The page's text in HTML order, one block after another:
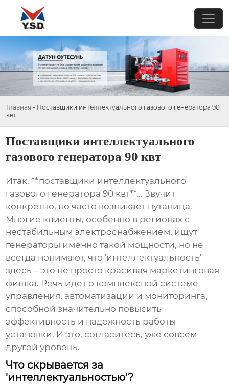
Главная - Поставщики интеллектуального газового генератора 90
квт
Поставщики интеллектуального
газового генератора 90 квт
Итак, **поставщики интеллектуального
газового генератора 90 квт**... Звучит
конкретно, но часто возникает путаница.
Многие клиенты, особенно в регионах с
нестабильным электроснабжением, ищут
генераторы именно такой мощности, но не
всегда понимают, что 'интеллектуальность'
здесь – это не просто красивая маркетинговая
фишка. Речь идет о комплексной системе
управления, автоматизации и мониторинга,
способной значительно повысить
эффективность и надежность работы
установки. И это, согласитесь, уже совсем
другой уровень.
Что скрывается за
'интеллектуальностью'?